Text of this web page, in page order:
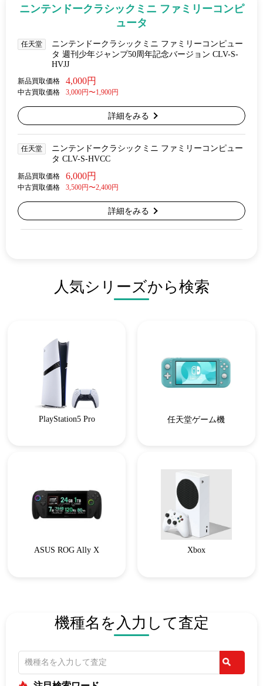
ニンテンドークラシックミニ ファミリーコンピ
ュータ
任天堂
ニンテンドークラシックミニ ファミリーコンピュー
タ 週刊少年ジャンプ50周年記念バージョン CLV-S-
HVJJ
新品買取価格 4,000円
中古買取価格 3,000円〜1,900円
詳細をみる
任天堂
ニンテンドークラシックミニ ファミリーコンピュー
タ CLV-S-HVCC
新品買取価格 6,000円
中古買取価格 3,500円〜2,400円
詳細をみる
人気シリーズから検索
PlayStation5 Pro 任天堂ゲーム機
ASUS ROG Ally X Xbox
機種名を入力して査定